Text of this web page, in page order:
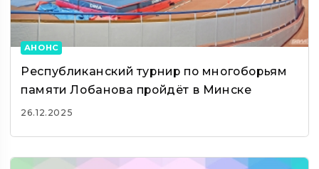
АНОНС
Республиканский турнир по многоборьям
памяти Лобанова пройдёт в Минске
26.12.2025